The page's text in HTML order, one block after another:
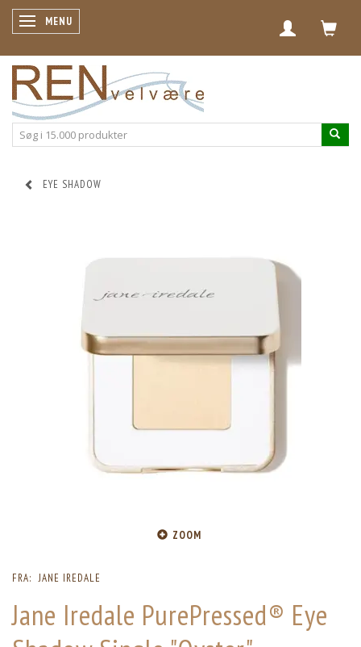
SKIFTE NAVIGATION
MENU
EYE SHADOW
ZOOM
FRA: JANE IREDALE
Jane Iredale PurePressed® Eye